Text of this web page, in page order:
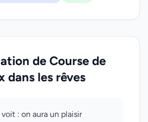
de Course de
dans les rêves
: on aura un plaisir